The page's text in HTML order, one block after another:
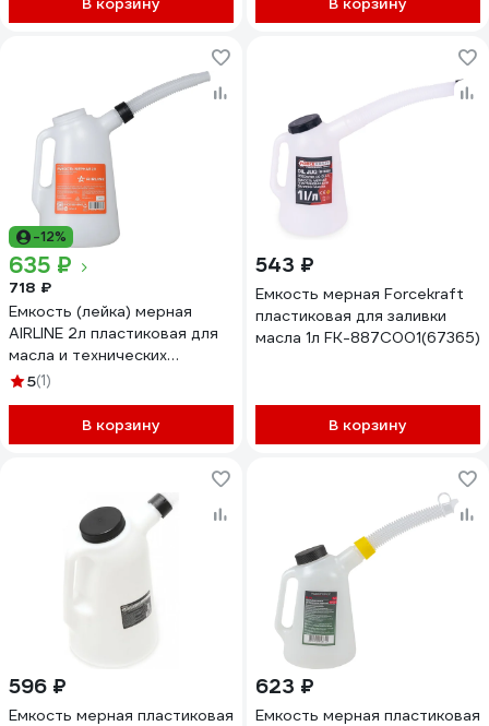
-12%
635 ₽
718 ₽
Емкость (лейка) мерная
AIRLINE 2л пластиковая для
масла и технических
жидкостей APFL012
5(1)
В корзину
543 ₽
Емкость мерная Forcekraft
пластиковая для заливки
масла 1л FK-887C001(67365)
В корзину
596 ₽
Емкость мерная пластиковая
623 ₽
Емкость мерная пластиковая